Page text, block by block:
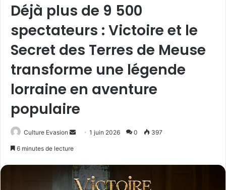
Déjà plus de 9 500
spectateurs : Victoire et le
Secret des Terres de Meuse
transforme une légende
lorraine en aventure
populaire
Culture Evasion
o
y
1 juin 2026 0 397
6 minutes de lecture